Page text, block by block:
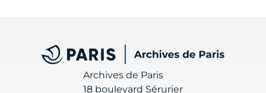
Archives de Paris
Archives de Paris
18 boulevard Sérurier